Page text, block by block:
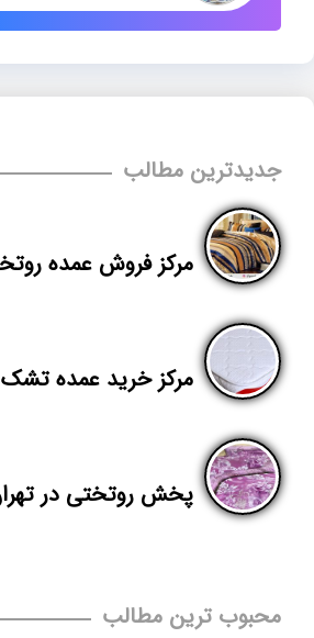
جدیدترین مطالب
مرکز خرید عمده تشک 180
محبوب ترین مطالب